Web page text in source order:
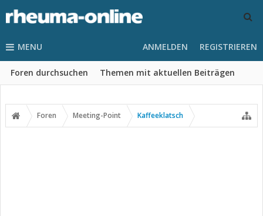
MENU
Foren durchsuchen Themen mit aktuellen Beiträgen
ANMELDEN REGISTRIEREN
Foren Meeting-Point Kaffeeklatsch